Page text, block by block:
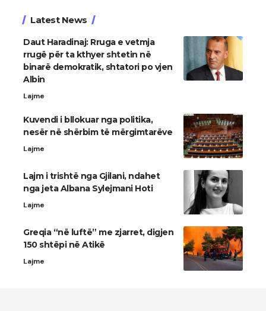
Latest News
Daut Haradinaj: Rruga e vetmja
rrugë për ta kthyer shtetin në
binarë demokratik, shtatori po vjen
Albin
Lajme
Kuvendi i bllokuar nga politika,
nesër në shërbim të mërgimtarëve
Lajme
Lajm i trishtë nga Gjilani, ndahet
nga jeta Albana Sylejmani Hoti
Lajme
Greqia “në luftë” me zjarret, digjen
150 shtëpi në Atikë
Lajme